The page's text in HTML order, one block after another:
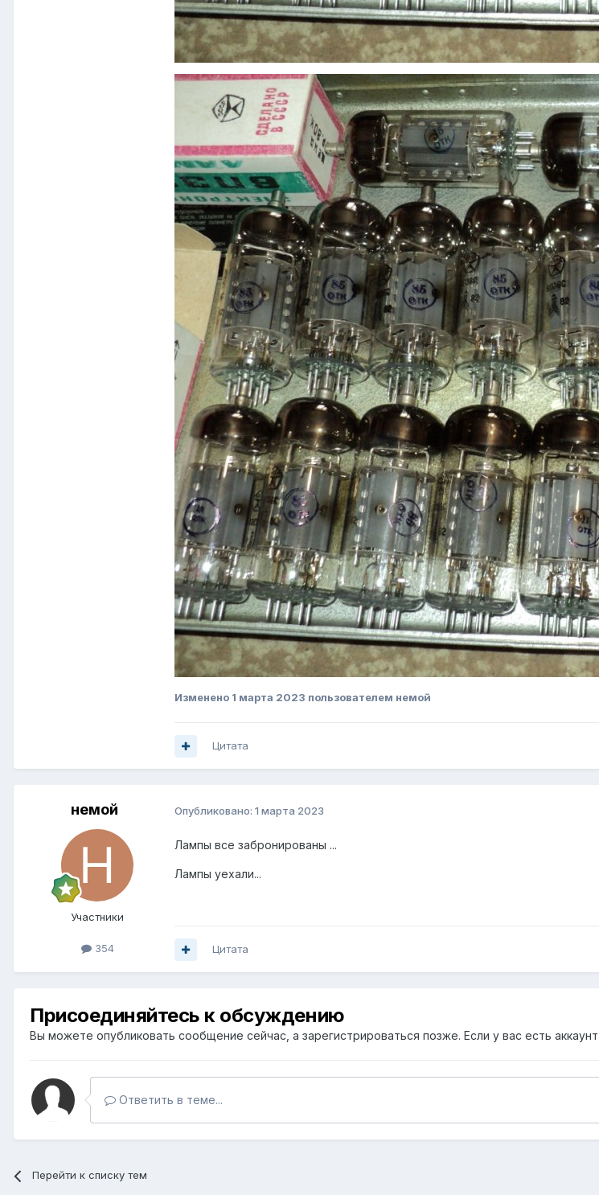
Изменено 1 марта 2023 пользователем немой
Цитата
немой
Участники
354
Опубликовано: 1 марта 2023
Лампы все забронированы ...
Лампы уехали...
Цитата
Присоединяйтесь к обсуждению
Вы можете опубликовать сообщение сейчас, а зарегистрироваться позже. Если у вас есть аккаунт,
Ответить в теме...
Перейти к списку тем